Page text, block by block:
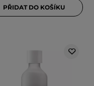
PŘIDAT DO KOŠÍKU